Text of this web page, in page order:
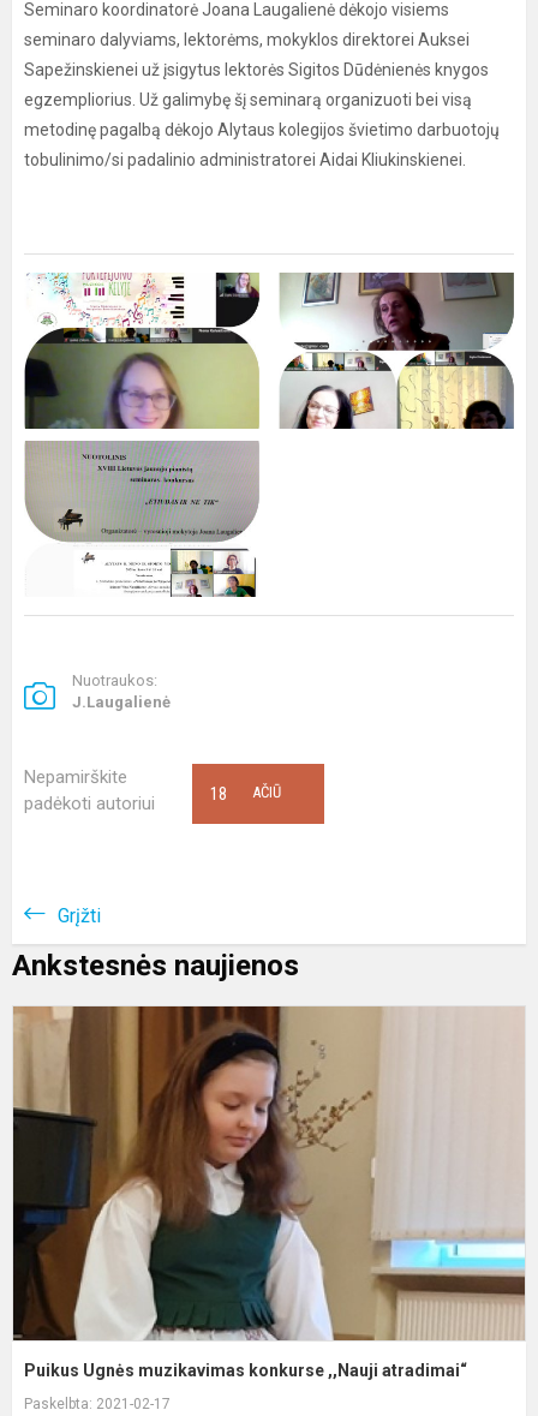
Seminaro koordinatorė Joana Laugalienė dėkojo visiems
seminaro dalyviams, lektorėms, mokyklos direktorei Auksei
Sapežinskienei už įsigytus lektorės Sigitos Dūdėnienės knygos
egzempliorius. Už galimybę šį seminarą organizuoti bei visą
metodinę pagalbą dėkojo Alytaus kolegijos švietimo darbuotojų
tobulinimo/si padalinio administratorei Aidai Kliukinskienei.
Nuotraukos:
J.Laugalienė
Nepamirškite
padėkoti autoriui
AČIŪ
18
Grįžti
Ankstesnės naujienos
Puikus Ugnės muzikavimas konkurse ,,Nauji atradimai“
Paskelbta: 2021-02-17